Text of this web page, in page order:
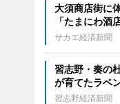
大須商店街に
「たまにわ
サカエ経済新聞
習志野・奏の
が育てたラベ
習志野経済新聞